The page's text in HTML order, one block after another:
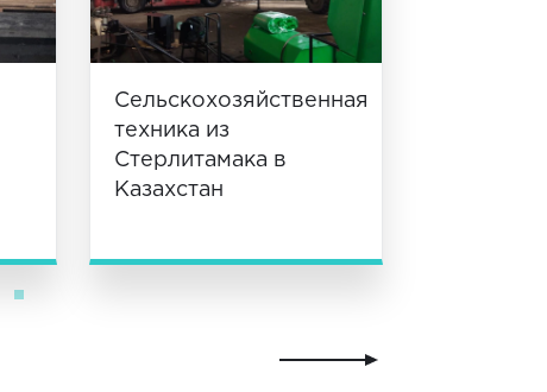
Сельскохозяйственная
техника из
Стерлитамака в
Казахстан